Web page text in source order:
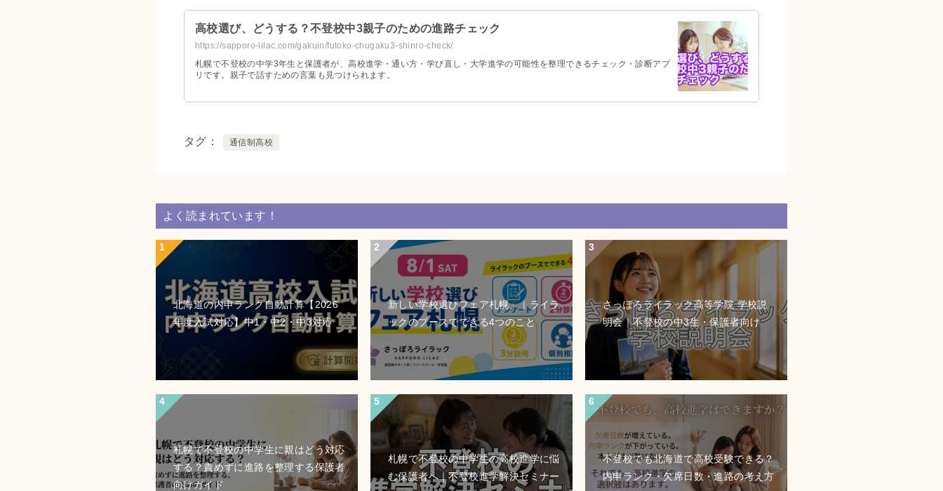
高校選び、どうする？不登校中3親子のための進路チェック
https://sapporo-lilac.com/gakuin/futoko-chugaku3-shinro-check/
札幌で不登校の中学3年生と保護者が、高校進学・通い方・学び直し・大学進学の可能性を整理できるチェック・診断アプ
リです。親子で話すための言葉も見つけられます。
タグ 通信制高校
よく読まれています！
北海道の内申ランク自動計算【2026
年度入試対応】中1・中2・中3対応
新しい学校選びフェア札幌」｜ライラ
ックのブースでできる4つのこと
さっぽろライラック高等学院 学校説
明会｜不登校の中3生・保護者向け
札幌で不登校の中学生に親はどう対応
する？責めずに進路を整理する保護者
向けガイド
札幌で不登校の中学生の高校進学に悩
む保護者へ｜不登校進学解決セミナー
不登校でも北海道で高校受験できる？
内申ランク・欠席日数・進路の考え方